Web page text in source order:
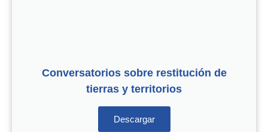
Conversatorios sobre restitución de
tierras y territorios
Descargar